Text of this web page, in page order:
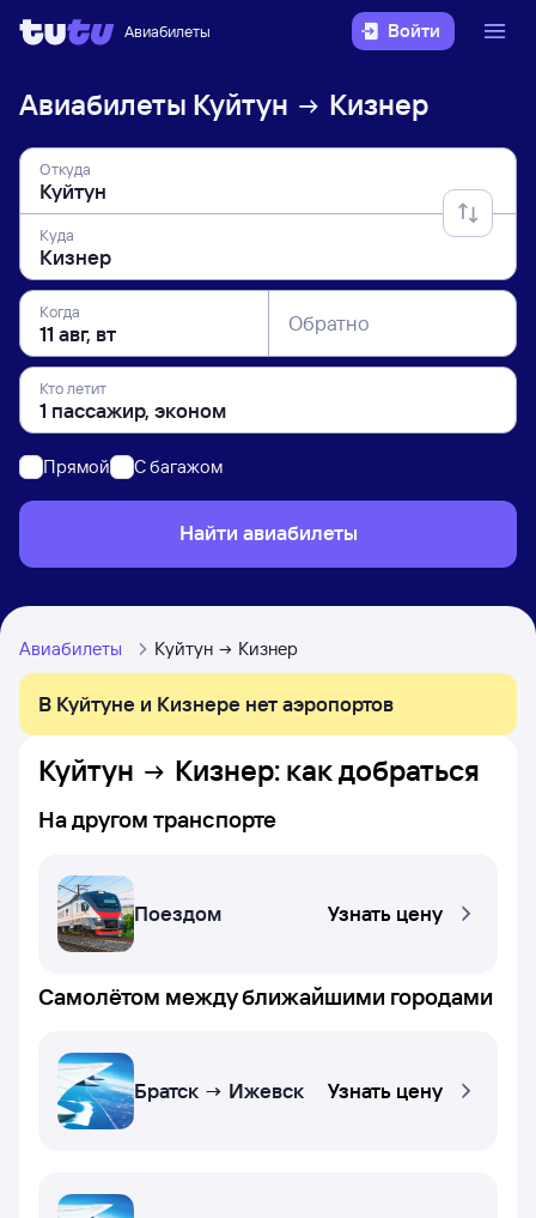
Авиабилеты Войти
Авиабилеты Куйтун Кизнер
Откуда
Куда
Когда Обратно
Кто летит
Прямой C багажом
Найти авиабилеты
Авиабилеты Куйтун Кизнер
В Куйтуне и Кизнере нет аэропортов
Куйтун Кизнер: как добраться
На другом транспорте
Поездом Узнать цену
Самолётом между ближайшими городами
Братск → Ижевск Узнать цену